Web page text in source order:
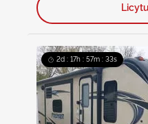
2d : 17h : 57m : 32s